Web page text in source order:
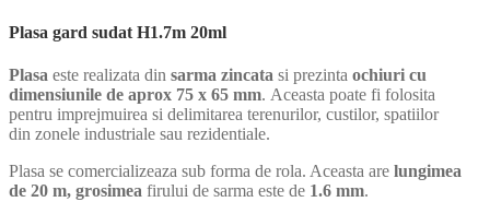
Plasa gard sudat H1.7m 20ml
Plasa este realizata din sarma zincata si prezinta ochiuri cu
dimensiunile de aprox 75 x 65 mm. Aceasta poate fi folosita
pentru imprejmuirea si delimitarea terenurilor, custilor, spatiilor
din zonele industriale sau rezidentiale.
Plasa se comercializeaza sub forma de rola. Aceasta are lungimea
de 20 m, grosimea firului de sarma este de 1.6 mm.